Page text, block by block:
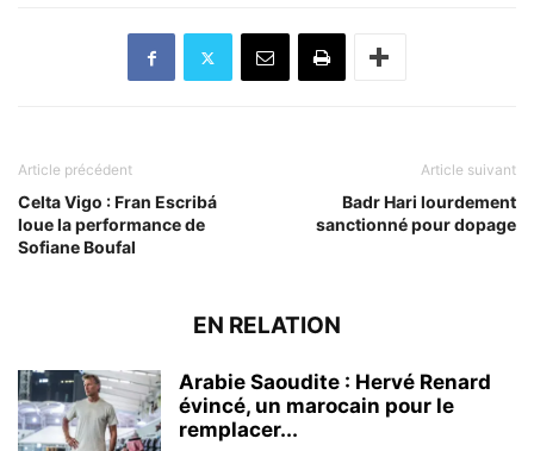
Article précédent
Celta Vigo : Fran Escribá
loue la performance de
Sofiane Boufal
Article suivant
Badr Hari lourdement
sanctionné pour dopage
EN RELATION
Arabie Saoudite : Hervé Renard
évincé, un marocain pour le
remplacer...